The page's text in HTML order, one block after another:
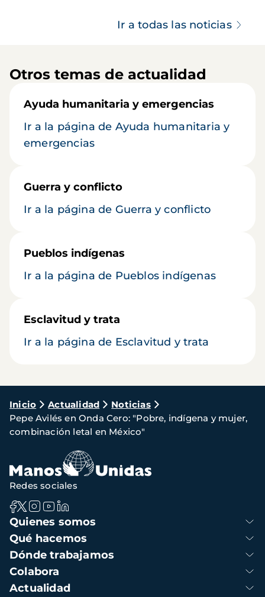
Ir a todas las noticias
Otros temas de actualidad
Ayuda humanitaria y emergencias
Ir a la página de Ayuda humanitaria y
emergencias
Guerra y conflicto
Ir a la página de Guerra y conflicto
Pueblos indígenas
Ir a la página de Pueblos indígenas
Esclavitud y trata
Ir a la página de Esclavitud y trata
Ruta
de
navegación
Inicio Actualidad
Noticias
Pepe Avilés en Onda Cero: "Pobre, indígena y mujer,
combinación letal en México"
Navegación
principal
Quienes somos
Qué hacemos
Dónde trabajamos
Colabora
Actualidad
Redes sociales